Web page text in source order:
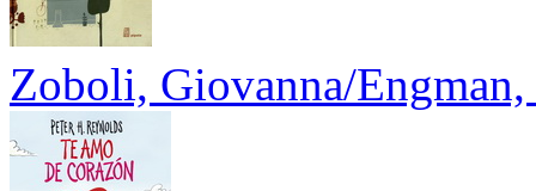
Zoboli, Giovanna/